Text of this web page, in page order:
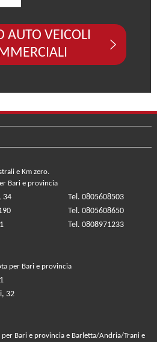
AUTO VEICOLI
e Km zero.
Bari e provincia
34
Tel. 0805608503
Tel. 0805608650
Tel. 0808971233
per Bari e provincia
32
Bari e provincia e Barletta/Andria/Trani e